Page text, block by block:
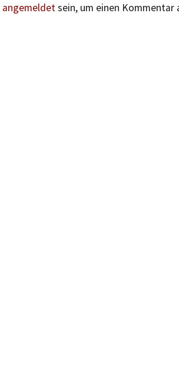
angemeldetsein, um einen Kommentar